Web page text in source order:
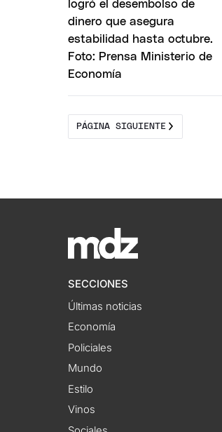
PÁGINA SIGUIENTE
SECCIONES
Últimas noticias
Economía
Policiales
Mundo
Estilo
Vinos